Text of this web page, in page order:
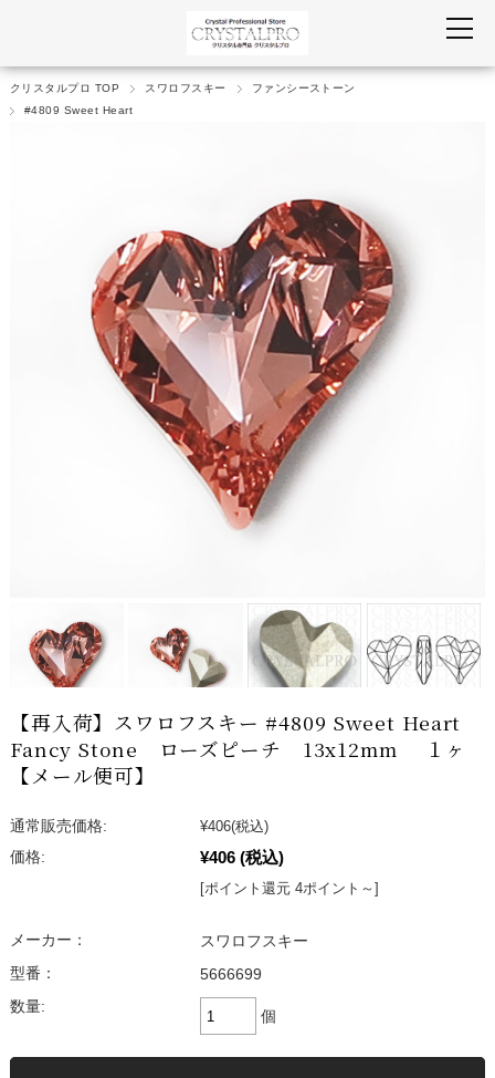
クリスタルプロ TOP スワロフスキー
ファンシーストーン
#4809 Sweet Heart
【再入荷】スワロフスキー #4809 Sweet Heart
Fancy Stone ローズピーチ 13x12mm １ヶ
【メール便可】
通常販売価格: ¥406(税込)
価格:
¥406 (税込)
[ポイント還元 4ポイント～]
メーカー：
スワロフスキー
型番：
5666699
数量:
個